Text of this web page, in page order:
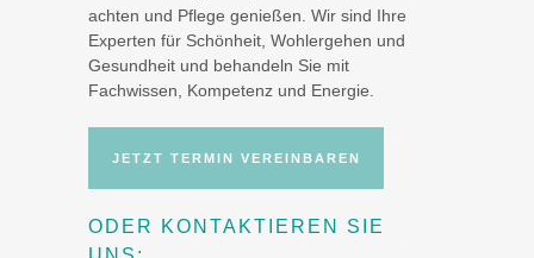
achten und Pflege genießen. Wir sind Ihre
Experten für Schönheit, Wohlergehen und
Gesundheit und behandeln Sie mit
Fachwissen, Kompetenz und Energie.
JETZT TERMIN VEREINBAREN
ODER KONTAKTIEREN SIE